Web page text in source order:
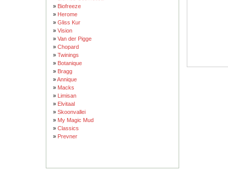
» Biofreeze
» Herome
» Gliss Kur
» Vision
» Van der Pigge
» Chopard
» Twinings
» Botanique
» Bragg
»Annique
» Macks
» Limisan
» Elvitaal
» Skoonvallei
» My Magic Mud
» Classics
» Prevner